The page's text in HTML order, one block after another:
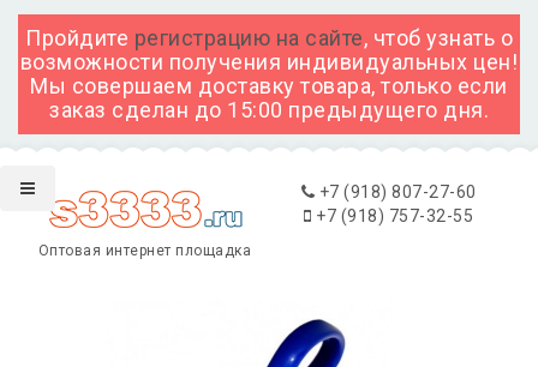
Пройдите регистрацию на сайте, чтоб узнать о
возможности получения индивидуальных цен!
Мы совершаем доставку товара, только если
заказ сделан до 15:00 предыдущего дня.
Оптовая интернет площадка
+7 (918) 807-27-60
+7 (918) 757-32-55